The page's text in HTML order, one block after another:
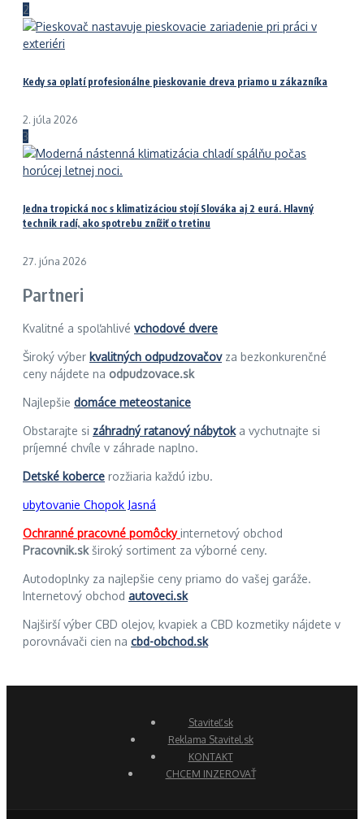
2
Kedy sa oplatí profesionálne pieskovanie dreva priamo u zákazníka
2. júla 2026
3
Jedna tropická noc s klimatizáciou stojí Slováka aj 2 eurá. Hlavný
technik radí, ako spotrebu znížiť o tretinu
27. júna 2026
Partneri
Kvalitné a spoľahlivé vchodové dvere
Široký výber kvalitných odpudzovačovza bezkonkurenčné
ceny nájdete na odpudzovace.sk
Najlepšie domáce meteostanice
Obstarajte si záhradný ratanový nábytoka vychutnajte si
príjemné chvíle v záhrade naplno.
Detské koberce rozžiaria každú izbu.
ubytovanie Chopok Jasná
Ochranné pracovné pomôckyinternetový obchod
Pracovnik.skširoký sortiment za výborné ceny.
Autodoplnky za najlepšie ceny priamo do vašej garáže.
Internetový obchod autoveci.sk
Najširší výber CBD olejov, kvapiek a CBD kozmetiky nájdete v
porovnávači cien na cbd-obchod.sk
Staviteľ.sk
Reklama Stavitel.sk
KONTAKT
CHCEM INZEROVAŤ